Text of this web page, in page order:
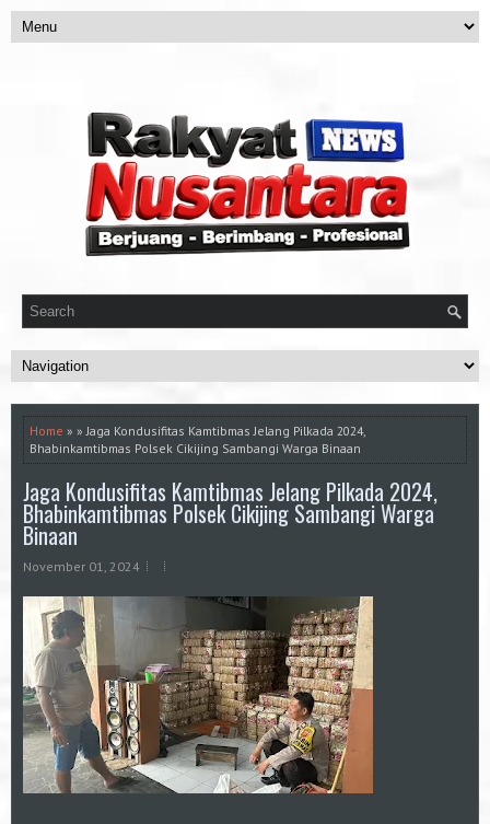
Home » » Jaga Kondusifitas Kamtibmas Jelang Pilkada 2024,
Bhabinkamtibmas Polsek Cikijing Sambangi Warga Binaan
Jaga Kondusifitas Kamtibmas Jelang Pilkada 2024,
Bhabinkamtibmas Polsek Cikijing Sambangi Warga
Binaan
November 01, 2024